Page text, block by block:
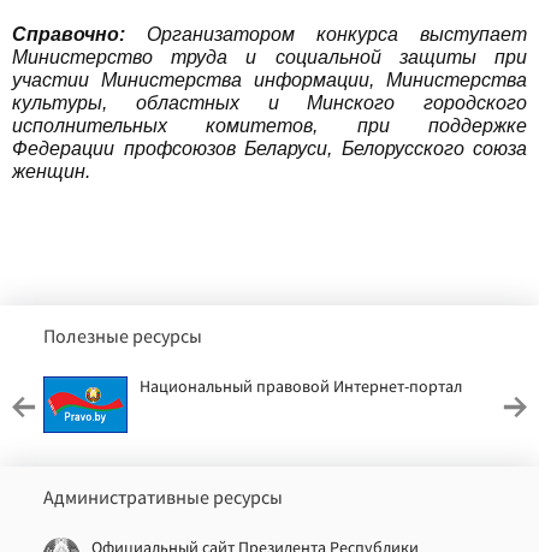
Справочно: Организатором конкурса выступает
Министерство труда и социальной защиты при
участии Министерства информации, Министерства
культуры, областных и Минского городского
исполнительных комитетов, при поддержке
Федерации профсоюзов Беларуси, Белорусского союза
женщин.
Полезные ресурсы
Национальный правовой Интернет-портал
Административные ресурсы
Официальный сайт Президента Республики